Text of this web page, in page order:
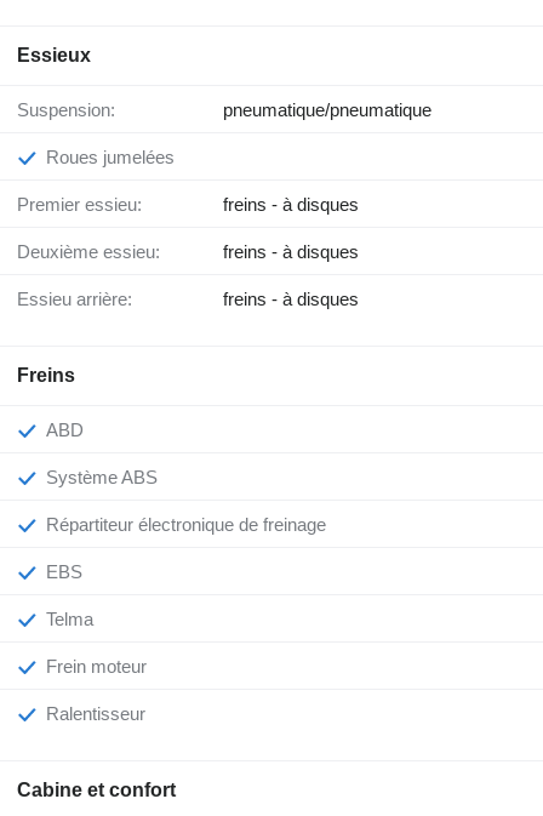
Essieux
Suspension: pneumatique/pneumatique
Roues jumelées
Premier essieu: freins - à disques
Deuxième essieu: freins - à disques
Essieu arrière: freins - à disques
Freins
ABD
Système ABS
Répartiteur électronique de freinage
EBS
Telma
Frein moteur
Ralentisseur
Cabine et confort